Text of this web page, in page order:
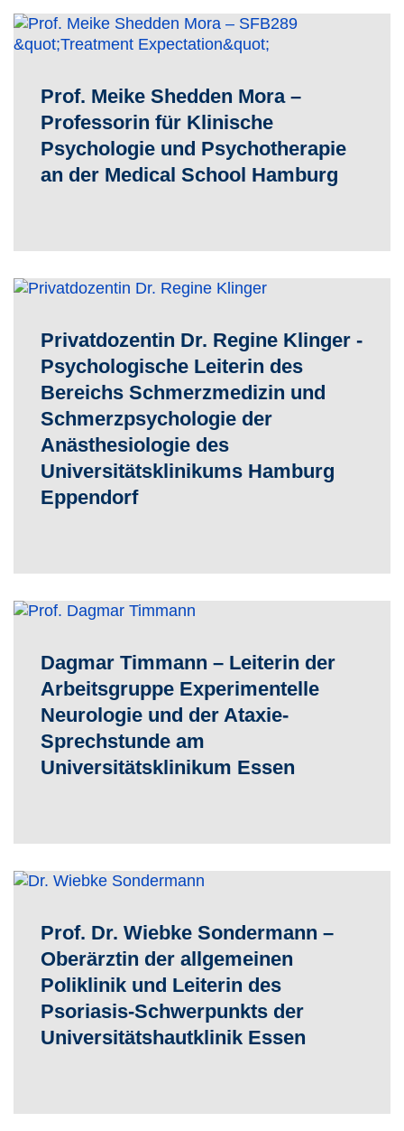
Prof. Meike Shedden Mora –
Professorin für Klinische
Psychologie und Psychotherapie
an der Medical School Hamburg
Privatdozentin Dr. Regine Klinger -
Psychologische Leiterin des
Bereichs Schmerzmedizin und
Schmerzpsychologie der
Anästhesiologie des
Universitätsklinikums Hamburg
Eppendorf
Dagmar Timmann – Leiterin der
Arbeitsgruppe Experimentelle
Neurologie und der Ataxie-
Sprechstunde am
Universitätsklinikum Essen
Prof. Dr. Wiebke Sondermann –
Oberärztin der allgemeinen
Poliklinik und Leiterin des
Psoriasis-Schwerpunkts der
Universitätshautklinik Essen